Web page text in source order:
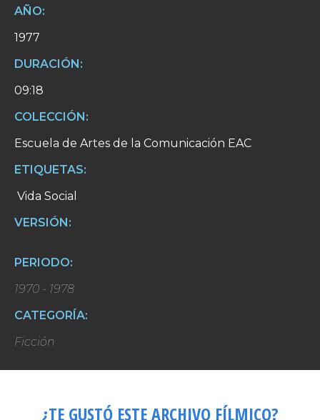
AÑO:
1977
DURACIÓN:
09:18
COLECCIÓN:
Escuela de Artes de la Comunicación EAC
ETIQUETAS:
Vida Social
VERSIÓN:
PERIODO:
1970 - 1978
CATEGORÍA:
Ficción
¿TE GUSTÓ ESTE ARCHIVO FÍLMICO?